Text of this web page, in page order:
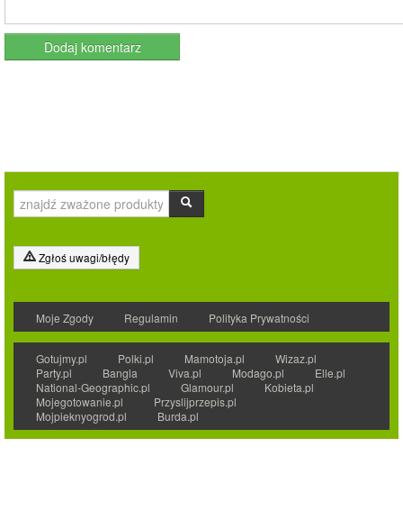
Zgłoś uwagi/błędy
Moje Zgody Regulamin Polityka Prywatności
Gotujmy.pl Polki.pl Mamotoja.pl
Wizaz.pl
Party.pl
Bangla Viva.pl Modago.pl
Elle.pl
National-Geographic.pl
Glamour.pl
Kobieta.pl
Mojegotowanie.pl
Przyslijprzepis.pl
Mojpieknyogrod.pl
Burda.pl